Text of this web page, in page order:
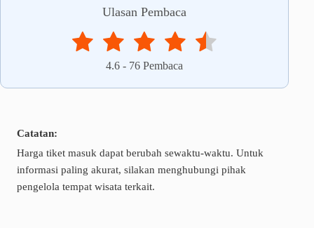
Ulasan Pembaca
4.6 - 76 Pembaca
Catatan:
Harga tiket masuk dapat berubah sewaktu-waktu. Untuk
informasi paling akurat, silakan menghubungi pihak
pengelola tempat wisata terkait.